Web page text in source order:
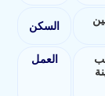
السكن
العمل